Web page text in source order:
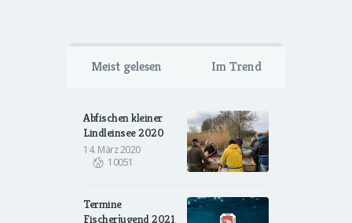
Meist gelesen Im Trend
Abfischen kleiner
Lindleinsee 2020
14. März 2020
10051
Termine
Fischerjugend 2021